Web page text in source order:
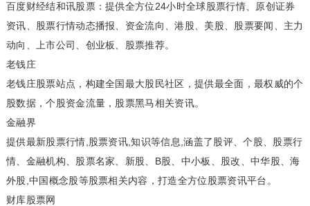
百度财经结和讯股票：提供全方位24小时全球股票行情、原创证券
资讯、股票行情动态播报、资金流向、港股、美股、股票要闻、主力
动向、上市公司、创业板、股票推荐。
老钱庄
老钱庄股票站点，构建全国最大股民社区，提供最全面，最权威的个
股数据，个股资金流量，股票黑马相关资讯。
金融界
提供最新股票行情,股票资讯,知识等信息,涵盖了股评、个股、股票行
情、金融机构、股票名家、新股、B股、中小板、股改、中华股、海
外股,中国概念股等股票相关内容，打造全方位股票资讯平台。
财库股票网